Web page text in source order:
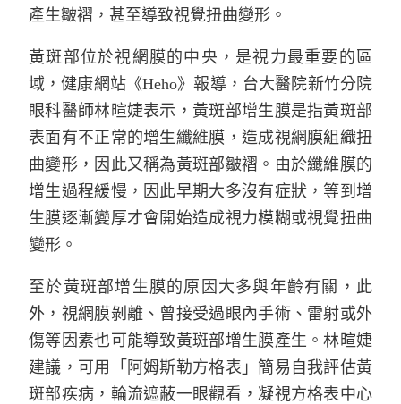
產生皺褶，甚至導致視覺扭曲變形。
黃斑部位於視網膜的中央，是視力最重要的區
域，健康網站《Heho》報導，台大醫院新竹分院
眼科醫師林暄婕表示，黃斑部增生膜是指黃斑部
表面有不正常的增生纖維膜，造成視網膜組織扭
曲變形，因此又稱為黃斑部皺褶。由於纖維膜的
增生過程緩慢，因此早期大多沒有症狀，等到增
生膜逐漸變厚才會開始造成視力模糊或視覺扭曲
變形。
至於黃斑部增生膜的原因大多與年齡有關，此
外，視網膜剝離、曾接受過眼內手術、雷射或外
傷等因素也可能導致黃斑部增生膜產生。林暄婕
建議，可用「阿姆斯勒方格表」簡易自我評估黃
斑部疾病，輪流遮蔽一眼觀看，凝視方格表中心